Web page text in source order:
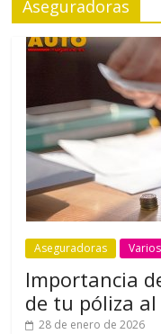
Aseguradoras
Aseguradoras Varios
Importancia
de tu póliza
28 de enero de 2026